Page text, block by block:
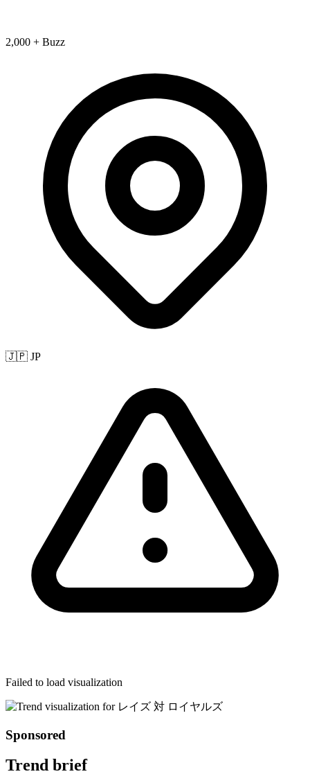
2,000 + Buzz
🇯🇵 JP
Failed to load visualization
Sponsored
Trend brief